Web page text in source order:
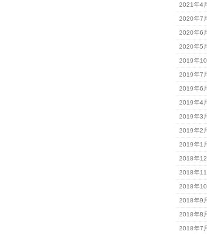
2021年4
2020年7
2020年6
2020年5
2019年10
2019年7
2019年6
2019年4
2019年3
2019年2
2019年1
2018年12
2018年11
2018年10
2018年9
2018年8
2018年7